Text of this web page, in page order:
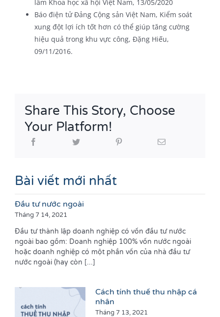
lâm Khoa học xã hội Việt Nam, 13/05/2020
Báo điện tử Đảng Cộng sản Việt Nam, Kiểm soát
xung đột lợi ích tốt hơn có thể giúp tăng cường
hiệu quả trong khu vực công, Đặng Hiếu,
09/11/2016.
Share This Story, Choose
Your Platform!
Bài viết mới nhất
Đầu tư nước ngoài
Tháng 7 14, 2021
Đầu tư thành lập doanh nghiệp có vốn đầu tư nước
ngoài bao gồm: Doanh nghiệp 100% vốn nước ngoài
hoặc doanh nghiệp có một phần vốn của nhà đầu tư
nước ngoài (hay còn [...]
Cách tính thuế thu nhập cá
nhân
Tháng 7 13, 2021